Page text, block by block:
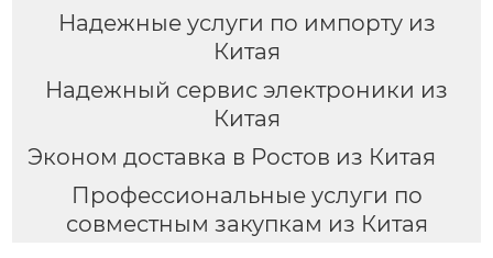
Надежные услуги по импорту из
Китая
Надежный сервис электроники из
Китая
Эконом доставка в Ростов из Китая
Профессиональные услуги по
совместным закупкам из Китая